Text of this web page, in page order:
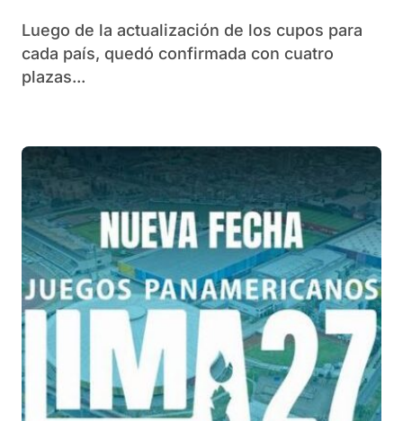
Luego de la actualización de los cupos para
cada país, quedó confirmada con cuatro
plazas...